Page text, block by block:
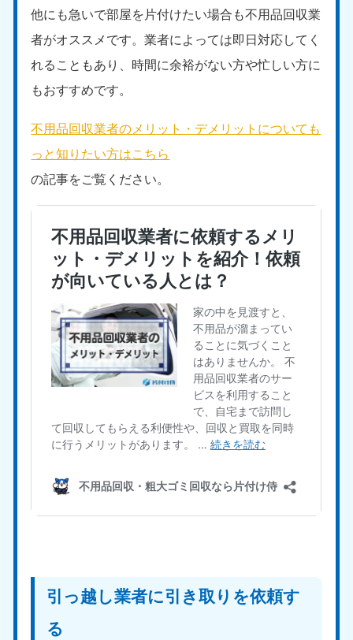
他にも急いで部屋を片付けたい場合も不用品回収業
者がオススメです。業者によっては即日対応してく
れることもあり、時間に余裕がない方や忙しい方に
もおすすめです。
不用品回収業者のメリット・デメリットについても
っと知りたい方はこちら
の記事をご覧ください。
引っ越し業者に引き取りを依頼す
る
福島県
050-1881-5271
9:00〜19:00 年中無休
東京都
050-1881-5265
9:00〜19:00 年中無休
神奈川県
050-1881-5264
050-1881-5268
9:00〜19:00 年中無休
050-1881-5266
9:00〜19:00 年中無休
栃木県
050-1881-5270
茨城県
050-1881-5269
群馬県
050-1881-5267
9:00〜19:00 年中無休
愛知県
050-1881-5255
岐阜県
050-1881-5259
050-1881-5256 050-1881-5260
050-1881-5258
9:00〜19:00 年中無休
050-1881-5261
9:00〜19:00 年中無休